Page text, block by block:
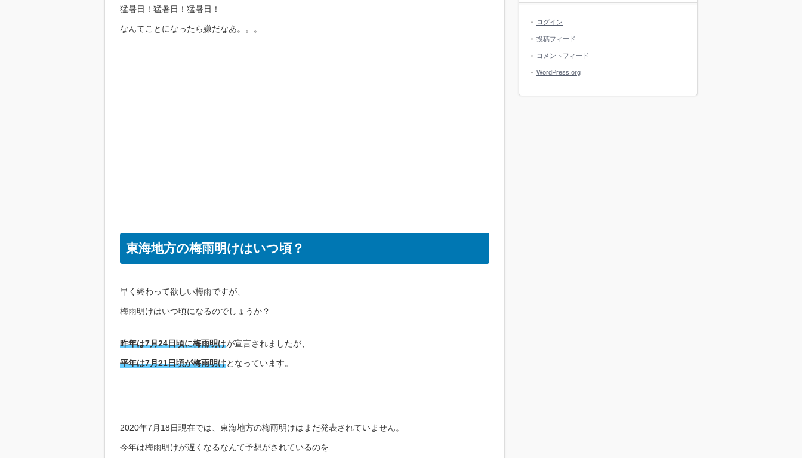
猛暑日！猛暑日！猛暑日！
なんてことになったら嫌だなあ。。。
東海地方の梅雨明けはいつ頃？
早く終わって欲しい梅雨ですが、
梅雨明けはいつ頃になるのでしょうか？
昨年は7月24日頃に梅雨明けが宣言されましたが、
平年は7月21日頃が梅雨明けとなっています。
2020年7月18日現在では、東海地方の梅雨明けはまだ発表されていません。
今年は梅雨明けが遅くなるなんて予想がされているのを
ログイン
投稿フィード
コメントフィード
WordPress.org